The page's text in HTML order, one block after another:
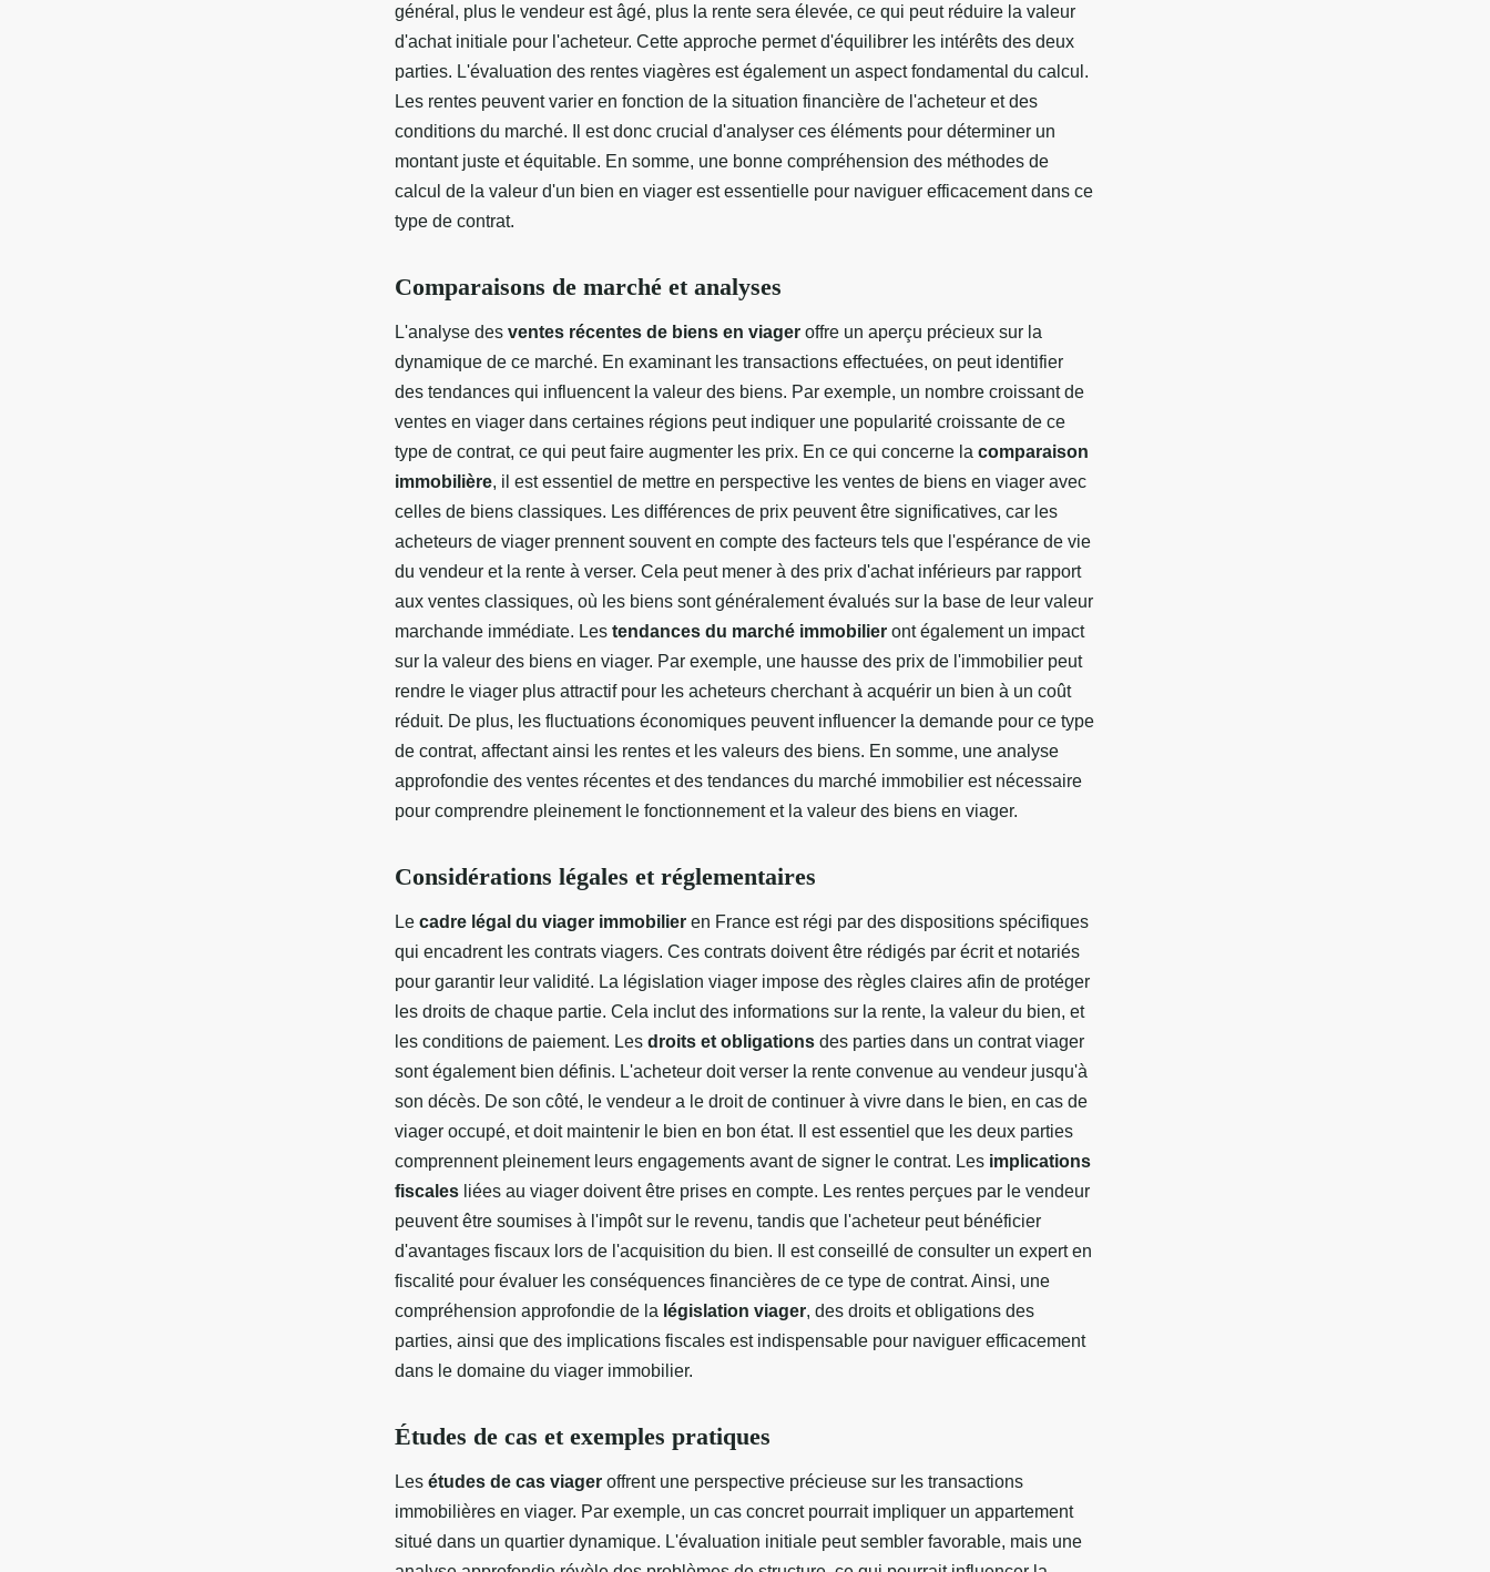
général, plus le vendeur est âgé, plus la rente sera élevée, ce qui peut réduire la valeur
d'achat initiale pour l'acheteur. Cette approche permet d'équilibrer les intérêts des deux
parties. L'évaluation des rentes viagères est également un aspect fondamental du calcul.
Les rentes peuvent varier en fonction de la situation financière de l'acheteur et des
conditions du marché. Il est donc crucial d'analyser ces éléments pour déterminer un
montant juste et équitable. En somme, une bonne compréhension des méthodes de
calcul de la valeur d'un bien en viager est essentielle pour naviguer efficacement dans ce
type de contrat.
Comparaisons de marché et analyses
L'analyse des ventes récentes de biens en viager offre un aperçu précieux sur la
dynamique de ce marché. En examinant les transactions effectuées, on peut identifier
des tendances qui influencent la valeur des biens. Par exemple, un nombre croissant de
ventes en viager dans certaines régions peut indiquer une popularité croissante de ce
type de contrat, ce qui peut faire augmenter les prix. En ce qui concerne la comparaison
immobilière, il est essentiel de mettre en perspective les ventes de biens en viager avec
celles de biens classiques. Les différences de prix peuvent être significatives, car les
acheteurs de viager prennent souvent en compte des facteurs tels que l'espérance de vie
du vendeur et la rente à verser. Cela peut mener à des prix d'achat inférieurs par rapport
aux ventes classiques, où les biens sont généralement évalués sur la base de leur valeur
marchande immédiate. Les tendances du marché immobilier ont également un impact
sur la valeur des biens en viager. Par exemple, une hausse des prix de l'immobilier peut
rendre le viager plus attractif pour les acheteurs cherchant à acquérir un bien à un coût
réduit. De plus, les fluctuations économiques peuvent influencer la demande pour ce type
de contrat, affectant ainsi les rentes et les valeurs des biens. En somme, une analyse
approfondie des ventes récentes et des tendances du marché immobilier est nécessaire
pour comprendre pleinement le fonctionnement et la valeur des biens en viager.
Considérations légales et réglementaires
Le cadre légal du viager immobilier en France est régi par des dispositions spécifiques
qui encadrent les contrats viagers. Ces contrats doivent être rédigés par écrit et notariés
pour garantir leur validité. La législation viager impose des règles claires afin de protéger
les droits de chaque partie. Cela inclut des informations sur la rente, la valeur du bien, et
les conditions de paiement. Les droits et obligations des parties dans un contrat viager
sont également bien définis. L'acheteur doit verser la rente convenue au vendeur jusqu'à
son décès. De son côté, le vendeur a le droit de continuer à vivre dans le bien, en cas de
viager occupé, et doit maintenir le bien en bon état. Il est essentiel que les deux parties
comprennent pleinement leurs engagements avant de signer le contrat. Les implications
fiscales liées au viager doivent être prises en compte. Les rentes perçues par le vendeur
peuvent être soumises à l'impôt sur le revenu, tandis que l'acheteur peut bénéficier
d'avantages fiscaux lors de l'acquisition du bien. Il est conseillé de consulter un expert en
fiscalité pour évaluer les conséquences financières de ce type de contrat. Ainsi, une
compréhension approfondie de la législation viager, des droits et obligations des
parties, ainsi que des implications fiscales est indispensable pour naviguer efficacement
dans le domaine du viager immobilier.
Études de cas et exemples pratiques
Les études de cas viager offrent une perspective précieuse sur les transactions
immobilières en viager. Par exemple, un cas concret pourrait impliquer un appartement
situé dans un quartier dynamique. L'évaluation initiale peut sembler favorable, mais une